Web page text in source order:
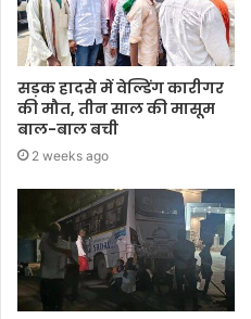
सड़क हादसे में वेल्डिंग कारीगर
की मौत, तीन साल की मासूम
बाल-बाल बची
2 weeks ago